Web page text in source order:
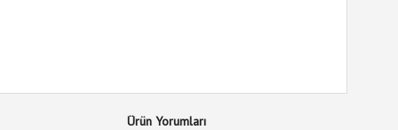
Ürün Yorumları